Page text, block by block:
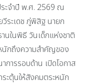
ะจำปี พ.ศ. 2569 ณ
ระเดช ภู่พิสิฐ นายก
นในพิธี วันเด็กแห่งชาติ
นักถึงความสำคัญของ
ารรอบด้าน เปิดโอกาส
ะตุ้นให้สังคมตระหนัก